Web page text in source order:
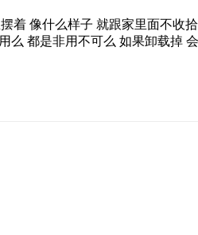
像什么样子 就跟家里面不收
都是非用不可么 如果卸载掉